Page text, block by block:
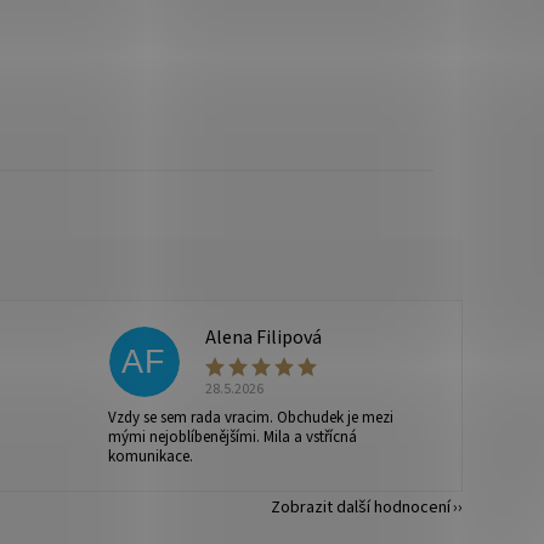
AF
Alena Filipová
28.5.2026
Vzdy se sem rada vracim. Obchudek je mezi
mými nejoblíbenějšími. Mila a vstřícná
komunikace.
Zobrazit další hodnocení